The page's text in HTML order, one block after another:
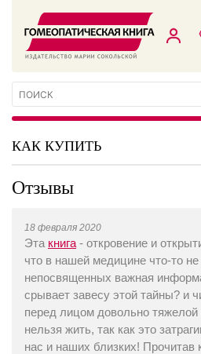
КАК КУПИТЬ
Отзывы
18 февраля 2020
Эта книга - откровение и
что в нашей медицине что-то не
непосвященных важная
срывает завесу этой тайны? и
перед лицом довольно
нельзя жить, так как это
нас и наших близких! Прочитав